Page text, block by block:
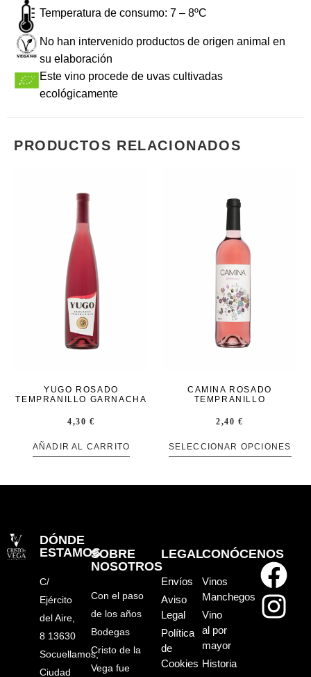
Temperatura de consumo: 7 – 8ºC
No han intervenido productos de origen animal en
su elaboración
Este vino procede de uvas cultivadas
ecológicamente
PRODUCTOS RELACIONADOS
YUGO ROSADO
TEMPRANILLO GARNACHA
4,30€
AÑADIR AL CARRITO
CAMINA ROSADO
TEMPRANILLO
2,40€
SELECCIONAR OPCIONES
SOBRE
NOSOTROS
Con el paso
de los años
Bodegas
Cristo de la
Vega fue
LEGAL
Envíos
Aviso
Legal
Política
de
Cookies
CONÓCENOS
Vinos
Manchegos
Vino
al por
mayor
Historia
DÓNDE
ESTAMOS
C/
Ejército
del Aire,
8 13630
Socuellamos,
Ciudad